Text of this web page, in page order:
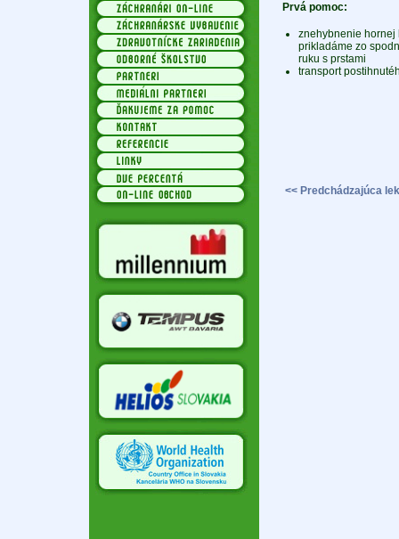
Prvá pomoc:
znehybnenie hornej
prikladáme zo
ruku s prstami
transport
<< Predchádzajúca